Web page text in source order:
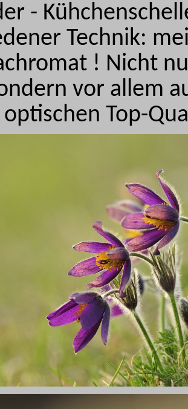
-
Technik:
! Nicht
vor allem
Top-